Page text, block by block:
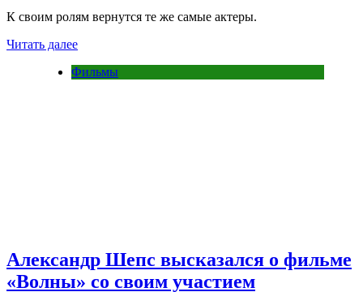
К своим ролям вернутся те же самые актеры.
Читать далее
Фильмы
Александр Шепс высказался о фильме
«Волны» со своим участием